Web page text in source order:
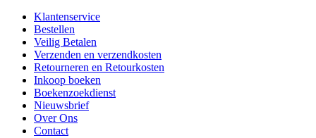
Klantenservice
Bestellen
Veilig Betalen
Verzenden en verzendkosten
Retourneren en Retourkosten
Inkoop boeken
Boekenzoekdienst
Nieuwsbrief
Over Ons
Contact